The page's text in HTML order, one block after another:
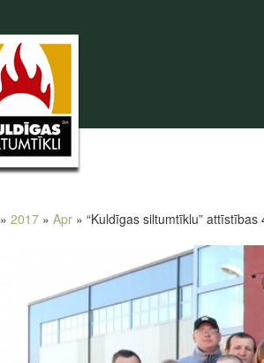
» 2017 » Apr » “Kuldīgas siltumtīklu” attīstības